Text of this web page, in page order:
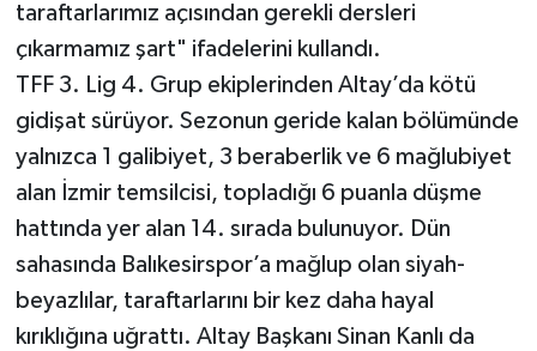
taraftarlarımız açısından gerekli dersleri
çıkarmamız şart" ifadelerini kullandı.
TFF 3. Lig 4. Grup ekiplerinden Altay’da kötü
gidişat sürüyor. Sezonun geride kalan bölümünde
yalnızca 1 galibiyet, 3 beraberlik ve 6 mağlubiyet
alan İzmir temsilcisi, topladığı 6 puanla düşme
hattında yer alan 14. sırada bulunuyor. Dün
sahasında Balıkesirspor’a mağlup olan siyah-
beyazlılar, taraftarlarını bir kez daha hayal
kırıklığına uğrattı. Altay Başkanı Sinan Kanlı da